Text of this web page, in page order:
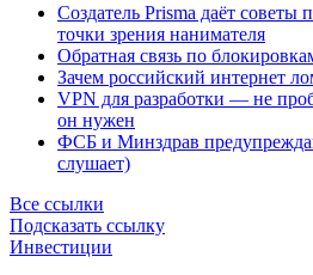
Создатель Prisma даёт советы
точки зрения нанимателя
Обратная связь по
Зачем российский интернет
VPN для разработки — не
он нужен
ФСБ и Минздрав
слушает)
Все ссылки
Подсказать ссылку
Инвестиции